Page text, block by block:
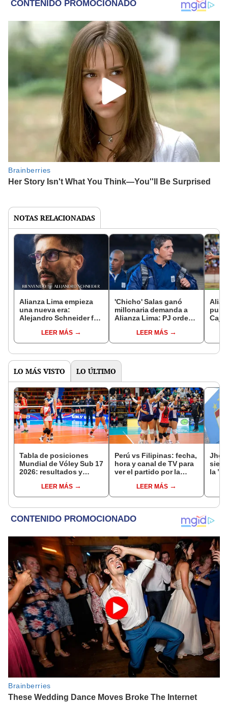
NOTAS RELACIONADAS
Alianza Lima empieza
una nueva era:
Alejandro Schneider fue
para la Liga Peruana de
Vóley
LEER MÁS
'Chicho' Salas ganó
millonaria demanda a
Alianza Lima: PJ ordenó
daños y perjuicios
LEER MÁS
LO MÁS VISTO LO ÚLTIMO
Tabla de posiciones
Mundial de Vóley Sub 17
2026: resultados y
de gruposLEER MÁS
Perú vs Filipinas: fecha,
hora y canal de TV para
ver el partido por la
17 de Vóley 2026
LEER MÁS
Jhon
la